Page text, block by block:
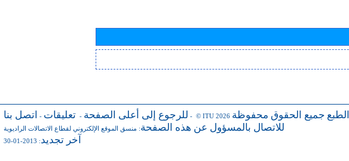
للرجوع إلى أعلى الصفحة - تعليقات - اتصل بنا - © ITU 2026 جميع الحقوق محفوظة
للاتصال بالمسؤول عن هذه الصفحة: منسق الموقع الإلكتروني لقطاع الاتصالات الراديوية
آخر تجديد: 2013-01-30